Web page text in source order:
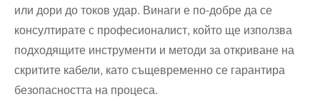
или дори до токов удар. Винаги е по-добре да се
консултирате с професионалист, който ще използва
подходящите инструменти и методи за откриване на
скритите кабели, като същевременно се гарантира
безопасността на процеса.